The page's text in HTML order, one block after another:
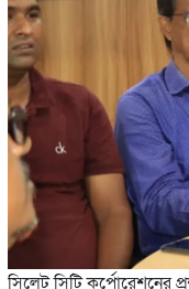
সিলেট সিটি কর্পোরেশনের